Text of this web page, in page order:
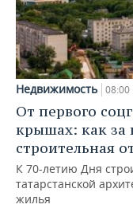
Недвижимость 08:00
От первого
крышах: как за
строительная
К 70-летию Дня
татарстанской
жилья